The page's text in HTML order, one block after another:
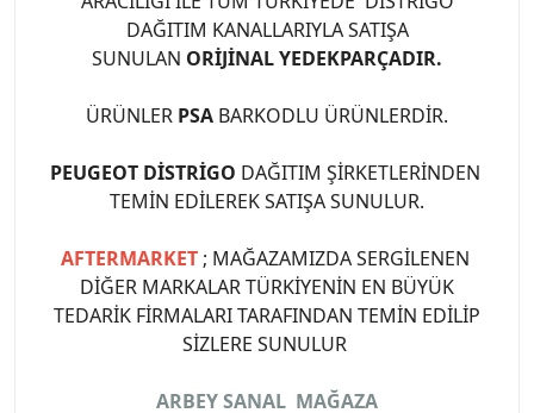
DAĞITIM KANALLARIYLA SATIŞA
SUNULAN ORİJİNAL YEDEKPARÇADIR.
ÜRÜNLER PSA BARKODLU ÜRÜNLERDİR.
PEUGEOT DİSTRİGO DAĞITIM ŞİRKETLERİNDEN
TEMİN EDİLEREK SATIŞA SUNULUR.
AFTERMARKET ; MAĞAZAMIZDA SERGİLENEN
DİĞER MARKALAR TÜRKİYENİN EN BÜYÜK
TEDARİK FİRMALARI TARAFINDAN TEMİN EDİLİP
SİZLERE SUNULUR
ARBEY SANAL MAĞAZA